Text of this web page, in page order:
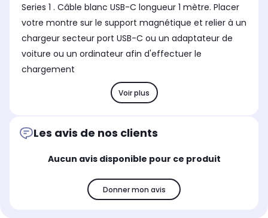
Series 1 . Câble blanc USB-C longueur 1 mètre. Placer
votre montre sur le support magnétique et relier à un
chargeur secteur port USB-C ou un adaptateur de
voiture ou un ordinateur afin d'effectuer le
chargement
Voir plus
Les avis de nos clients
Aucun avis disponible pour ce produit
Donner mon avis